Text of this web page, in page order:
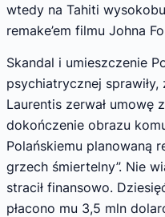
wtedy na Tahiti
remake’em filmu Johna
Skandal i umieszczenie
psychiatrycznej
Laurentis zerwał umowę
dokończenie obrazu
Polańskiemu planowaną
grzech śmiertelny”. Nie
stracił finansowo.
płacono mu 3,5 mln